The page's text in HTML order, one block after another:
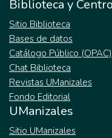
Biblioteca y
Sitio Biblioteca
Bases de datos
Catálogo Público (OPAC)
Chat Biblioteca
Revistas UManizales
Fondo Editorial
UManizales
Sitio UManizales